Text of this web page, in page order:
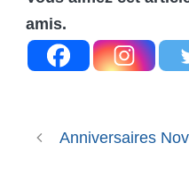
amis.
Anniversaires